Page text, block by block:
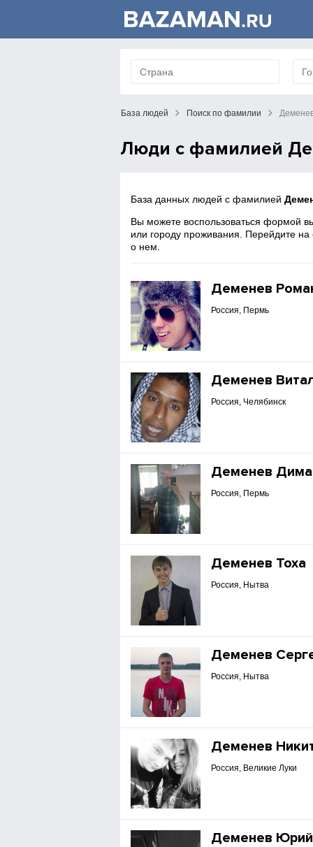
База людей Поиск по фамилии
Люди с фамилией
База данных людей с фамилией
Вы можете воспользоваться формой
или городу проживания. Перейдите
о нем.
Деменев
Россия, Пермь
Деменев
Россия, Челябинск
Деменев Дима
Россия, Пермь
Деменев Тоха
Россия, Нытва
Деменев
Россия, Нытва
Деменев
Россия, Великие Луки
Деменев Юрий